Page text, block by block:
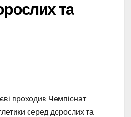
та
проходив Чемпіонат
серед дорослих та